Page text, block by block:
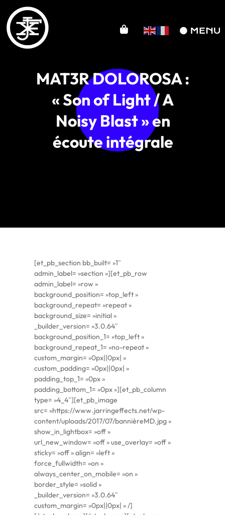
MAT3R DOLOROSA :
« Son of Light / A
Noisy Blast » en
écoute intégrale
[et_pb_section bb_built= »1″
admin_label= »section »][et_pb_row
admin_label= »row »
background_position= »top_left »
background_repeat= »repeat »
background_size= »initial »
_builder_version= »3.0.64″
background_position_1= »top_left »
background_repeat_1= »no-repeat »
custom_margin= »0px||0px| »
custom_padding= »0px||0px| »
padding_top_1= »0px »
padding_bottom_1= »0px »][et_pb_column
type= »4_4″][et_pb_image
src= »https://www.jarringeffects.net/wp-
content/uploads/2017/07/bannièreMD.jpg »
show_in_lightbox= »off »
url_new_window= »off » use_overlay= »off »
sticky= »off » align= »left »
force_fullwidth= »on »
always_center_on_mobile= »on »
border_style= »solid »
_builder_version= »3.0.64″
custom_margin= »0px||0px| » /]